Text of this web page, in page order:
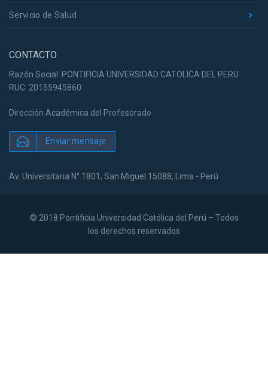
Servicio de Salud
CONTACTO
Razón Social: PONTIFICIA UNIVERSIDAD CATOLICA DEL PERU
RUC: 20155945860
Dirección Académica del Profesorado
Enviar mensaje
Av. Universitaria N° 1801, San Miguel 15088, Lima - Perú
© 2018 Pontificia Universidad Católica del Perú – Todos
los derechos reservados